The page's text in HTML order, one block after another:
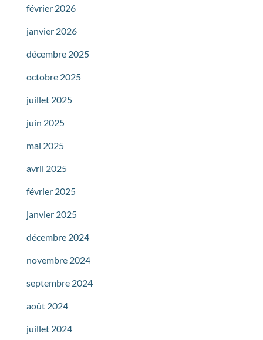
février 2026
janvier 2026
décembre 2025
octobre 2025
juillet 2025
juin 2025
mai 2025
avril 2025
février 2025
janvier 2025
décembre 2024
novembre 2024
septembre 2024
août 2024
juillet 2024